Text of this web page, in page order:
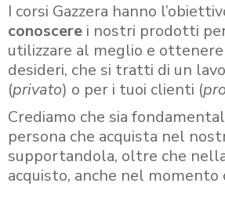
I corsi Gazzera hanno
conoscere i nostri prodotti
utilizzare al meglio e
desideri, che si tratti di un
(privato) o per i tuoi clienti (
Crediamo che sia
persona che acquista nel
supportandola, oltre che
acquisto, anche nel momento